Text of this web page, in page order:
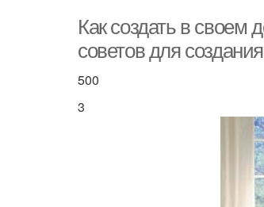
Как создать в своем
советов для
500
3